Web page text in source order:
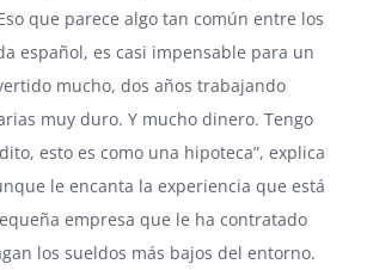
que parece algo tan común entre los
español, es casi impensable para un
mucho, dos años trabajando
muy duro. Y mucho dinero. Tengo
esto es como una hipoteca”, explica
le encanta la experiencia que está
empresa que le ha contratado
los sueldos más bajos del entorno.